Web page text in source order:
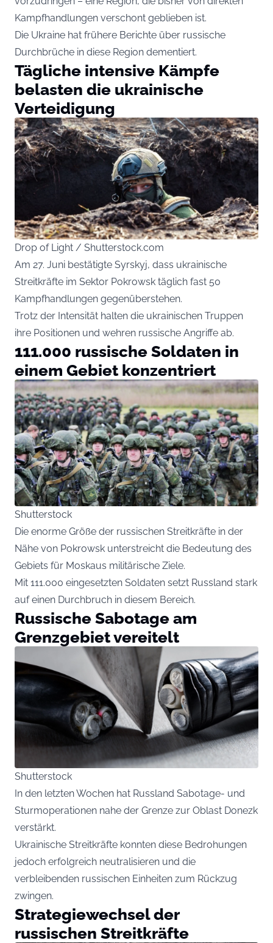
Kampfhandlungen verschont geblieben ist.
Die Ukraine hat frühere Berichte über russische
Durchbrüche in diese Region dementiert.
Tägliche intensive Kämpfe
belasten die ukrainische
Verteidigung
Drop of Light / Shutterstock.com
Am 27. Juni bestätigte Syrskyj, dass ukrainische
Streitkräfte im Sektor Pokrowsk täglich fast 50
Kampfhandlungen gegenüberstehen.
Trotz der Intensität halten die ukrainischen Truppen
ihre Positionen und wehren russische Angriffe ab.
111.000 russische Soldaten in
einem Gebiet konzentriert
Shutterstock
Die enorme Größe der russischen Streitkräfte in der
Nähe von Pokrowsk unterstreicht die Bedeutung des
Gebiets für Moskaus militärische Ziele.
Mit 111.000 eingesetzten Soldaten setzt Russland stark
auf einen Durchbruch in diesem Bereich.
Russische Sabotage am
Grenzgebiet vereitelt
Shutterstock
In den letzten Wochen hat Russland Sabotage- und
Sturmoperationen nahe der Grenze zur Oblast Donezk
verstärkt.
Ukrainische Streitkräfte konnten diese Bedrohungen
jedoch erfolgreich neutralisieren und die
verbleibenden russischen Einheiten zum Rückzug
zwingen.
Strategiewechsel der
russischen Streitkräfte